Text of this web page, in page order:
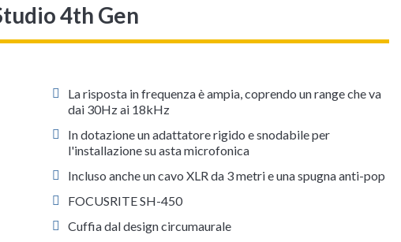
4th Gen
La risposta in frequenza è ampia, coprendo un range che va
dai 30Hz ai 18kHz
In dotazione un adattatore rigido e snodabile per
l'installazione su asta microfonica
Incluso anche un cavo XLR da 3 metri e una spugna anti-pop
FOCUSRITE SH-450
Cuffia dal design circumaurale